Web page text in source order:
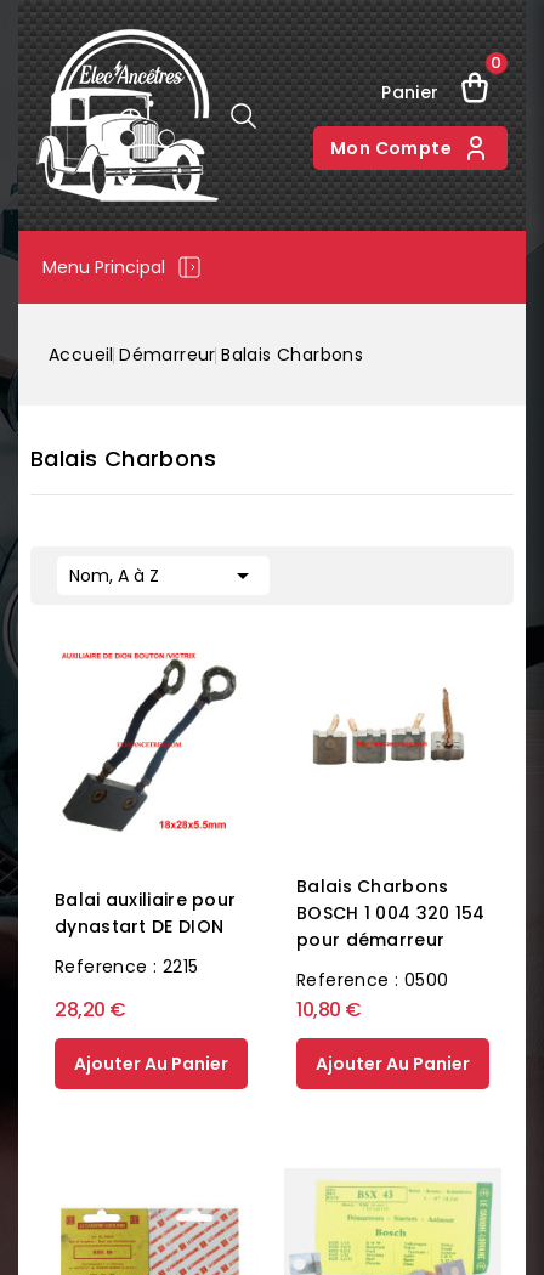
Panier
0
Mon Compte
Menu Principal
Accueil Démarreur Balais Charbons
Balais Charbons
Nom, A à Z 
Balai auxiliaire pour
dynastart DE DION
Reference : 2215
28,20 €
Ajouter Au Panier
Balais Charbons
BOSCH 1 004 320 154
pour démarreur
Reference : 0500
10,80 €
Ajouter Au Panier